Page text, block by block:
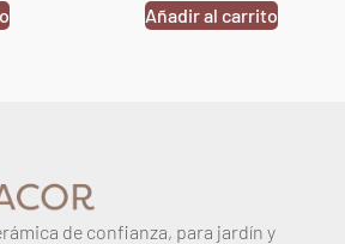
Añadir al carrito
de confianza, para jardín y